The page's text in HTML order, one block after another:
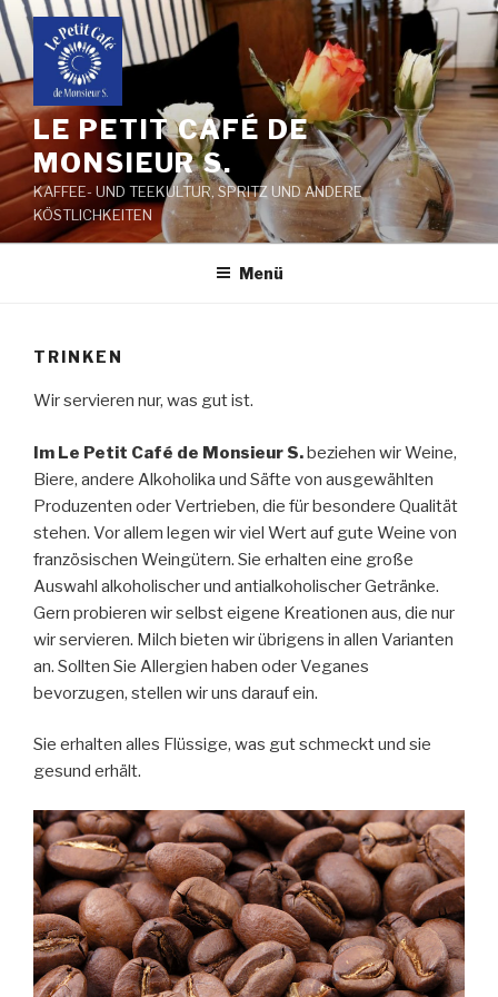
Zum
Inhalt
springen
LE PETIT CAFÉ DE
MONSIEUR S.
KAFFEE- UND TEEKULTUR, SPRITZ UND ANDERE
KÖSTLICHKEITEN
Menü
TRINKEN
Wir servieren nur, was gut ist.
Im Le Petit Café de Monsieur S.beziehen wir Weine,
Biere, andere Alkoholika und Säfte von ausgewählten
Produzenten oder Vertrieben, die für besondere Qualität
stehen. Vor allem legen wir viel Wert auf gute Weine von
französischen Weingütern. Sie erhalten eine große
Auswahl alkoholischer und antialkoholischer Getränke.
Gern probieren wir selbst eigene Kreationen aus, die nur
wir servieren. Milch bieten wir übrigens in allen Varianten
an. Sollten Sie Allergien haben oder Veganes
bevorzugen, stellen wir uns darauf ein.
Sie erhalten alles Flüssige, was gut schmeckt und sie
gesund erhält.